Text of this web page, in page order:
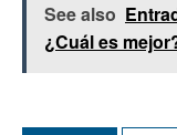
See also
¿Cuál es